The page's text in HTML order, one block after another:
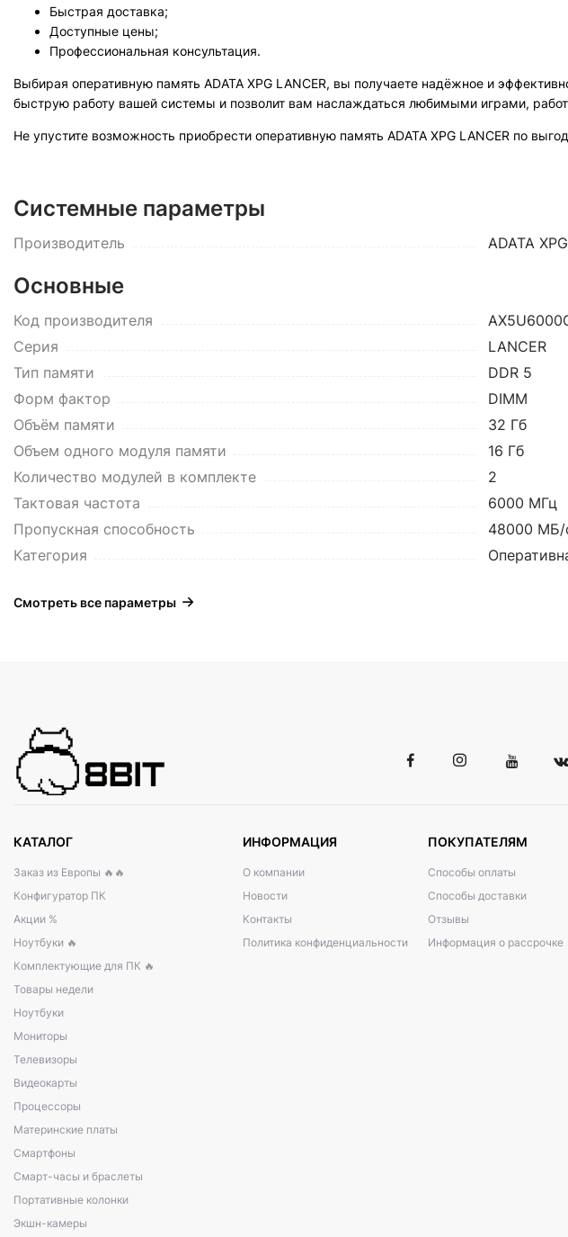
Быстрая доставка;
Доступные цены;
Профессиональная консультация.
Выбирая оперативную память ADATA XPG LANCER, вы получаете надёжное и
быструю работу вашей системы и позволит вам наслаждаться любимыми играми,
Не упустите возможность приобрести оперативную память ADATA XPG LANCER по
Системные параметры
Производитель ADATA XPG
Основные
Код производителя
Серия
LANCER
Тип памяти
DDR 5
Форм фактор
DIMM
Объём памяти
32 Гб
Объем одного модуля памяти
16 Гб
Количество модулей в комплекте
2
Тактовая частота
6000 МГц
Пропускная способность
48000 МБ/
Категория
Смотреть все параметры
КАТАЛОГ
Заказ из Европы 🔥🔥
Конфигуратор ПК
Акции %
Ноутбуки 🔥
Комплектующие для ПК 🔥
Товары недели
Ноутбуки
Мониторы
Телевизоры
Видеокарты
Процессоры
Материнские платы
Смартфоны
Смарт-часы и браслеты
Портативные колонки
Экшн-камеры
ИНФОРМАЦИЯ
О компании
Новости
Контакты
Политика конфиденциальности
ПОКУПАТЕЛЯМ
Способы оплаты
Способы доставки
Отзывы
Информация о рассрочке